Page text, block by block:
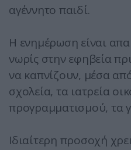
αγέννητο παιδί.
Η ενημέρωση είναι
νωρίς στην εφηβεία
να καπνίζουν, μέσα
σχολεία, τα ιατρεία
προγραμματισμού, τα
Ιδιαίτερη προσοχή